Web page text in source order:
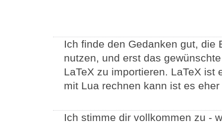
Ich finde den Gedanken gut, die
nutzen, und erst das
LaTeX zu importieren. LaTeX ist
mit Lua rechnen kann ist es
Ich stimme dir vollkommen zu -